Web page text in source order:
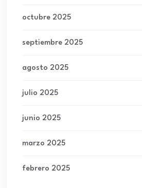
octubre 2025
septiembre 2025
agosto 2025
julio 2025
junio 2025
marzo 2025
febrero 2025